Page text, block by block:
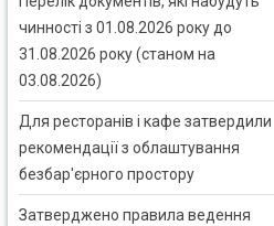
чинності з 01.08.2026 року до
31.08.2026 року (станом на
03.08.2026)
Для ресторанів і кафе затвердили
рекомендації з облаштування
безбар'єрного простору
Затверджено правила ведення